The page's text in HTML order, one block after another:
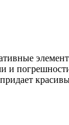
и